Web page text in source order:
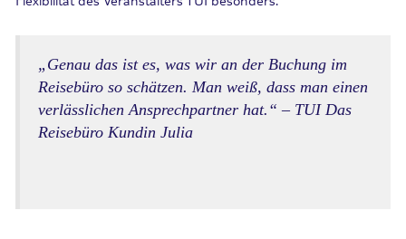
„Genau das ist es, was wir an der Buchung im
Reisebüro so schätzen. Man weiß, dass man einen
verlässlichen Ansprechpartner hat.“ – TUI Das
Reisebüro Kundin Julia